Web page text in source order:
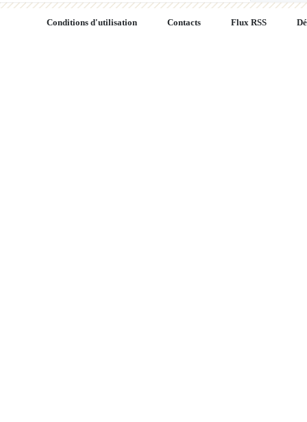
Conditions d'utilisation Contacts Flux RSS